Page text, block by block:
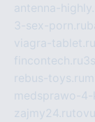
antenna-
3-sex-porn.ru
viagra-tablet.ru
fincontech.ru
rebus-toys.ru
medsprawo-
zajmy24.ru